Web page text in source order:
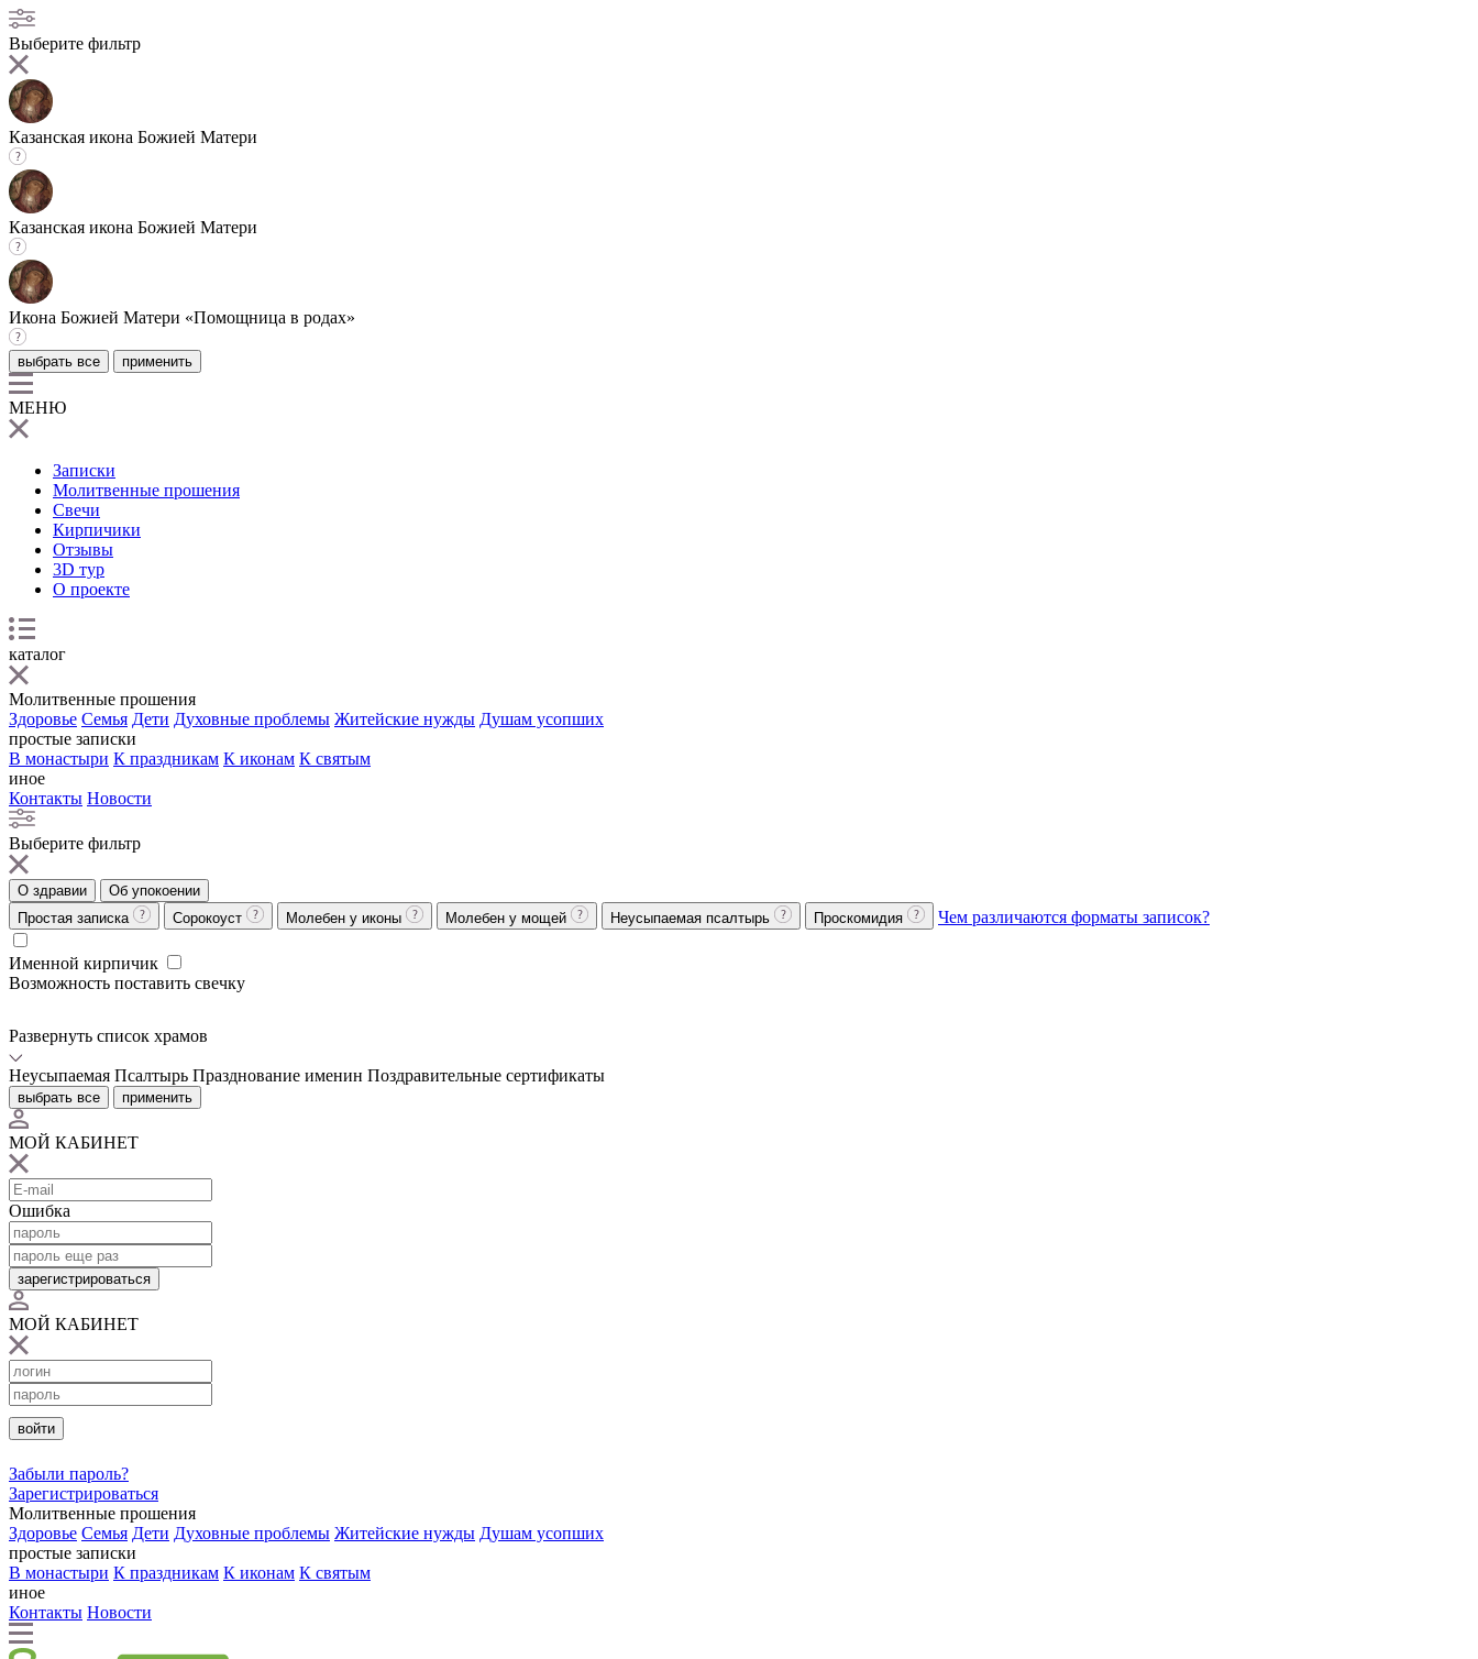
Выберите фильтр
Казанская икона Божией Матери
Казанская икона Божией Матери
Икона Божией Матери «Помощница в родах»
выбрать все применить
МЕНЮ
Записки
Молитвенные прошения
Свечи
Кирпичики
Отзывы
3D тур
О проекте
каталог
Молитвенные прошения
Здоровье Семья Дети Духовные проблемы Житейские нужды Душам усопших
простые записки
В монастыри К праздникам К иконам К святым
иное
Контакты Новости
Выберите фильтр
О здравии
Об упокоении
Простая записка
Сорокоуст Молебен у иконы Молебен у мощей Неусыпаемая псалтырь Проскомидия Чем различаются форматы записок?
Именной кирпичик
Возможность поставить свечку
Развернуть список храмов
Неусыпаемая Псалтырь Празднование именин Поздравительные сертификаты
выбрать все применить
МОЙ КАБИНЕТ
Ошибка
зарегистрироваться
МОЙ КАБИНЕТ
войти
Забыли пароль?
Зарегистрироваться
Молитвенные прошения
Здоровье Семья Дети Духовные проблемы Житейские нужды Душам усопших
простые записки
В монастыри К праздникам К иконам К святым
иное
Контакты Новости